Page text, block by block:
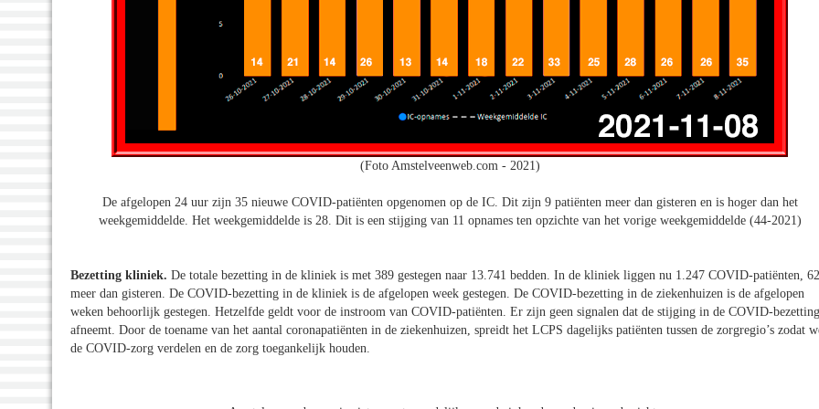
(Foto Amstelveenweb.com - 2021)
De afgelopen 24 uur zijn 35 nieuwe COVID-patiënten opgenomen op de IC. Dit zijn 9 patiënten meer dan gisteren en is hoger dan het
weekgemiddelde. Het weekgemiddelde is 28. Dit is een stijging van 11 opnames ten opzichte van het vorige weekgemiddelde (44-2021)
Bezetting kliniek. De totale bezetting in de kliniek is met 389 gestegen naar 13.741 bedden. In de kliniek liggen nu 1.247 COVID-patiënten, 62
meer dan gisteren. De COVID-bezetting in de kliniek is de afgelopen week gestegen. De COVID-bezetting in de ziekenhuizen is de afgelopen
weken behoorlijk gestegen. Hetzelfde geldt voor de instroom van COVID-patiënten. Er zijn geen signalen dat de stijging in de COVID-bezetting
afneemt. Door de toename van het aantal coronapatiënten in de ziekenhuizen, spreidt het LCPS dagelijks patiënten tussen de zorgregio’s zodat
de COVID-zorg verdelen en de zorg toegankelijk houden.